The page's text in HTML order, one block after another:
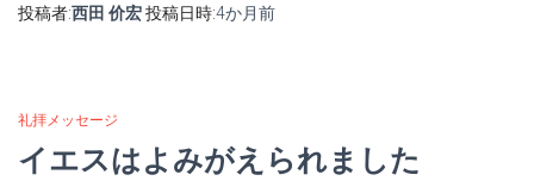
投稿者:西田 价宏投稿日時:4か月前
礼拝メッセージ
イエスはよみがえられました